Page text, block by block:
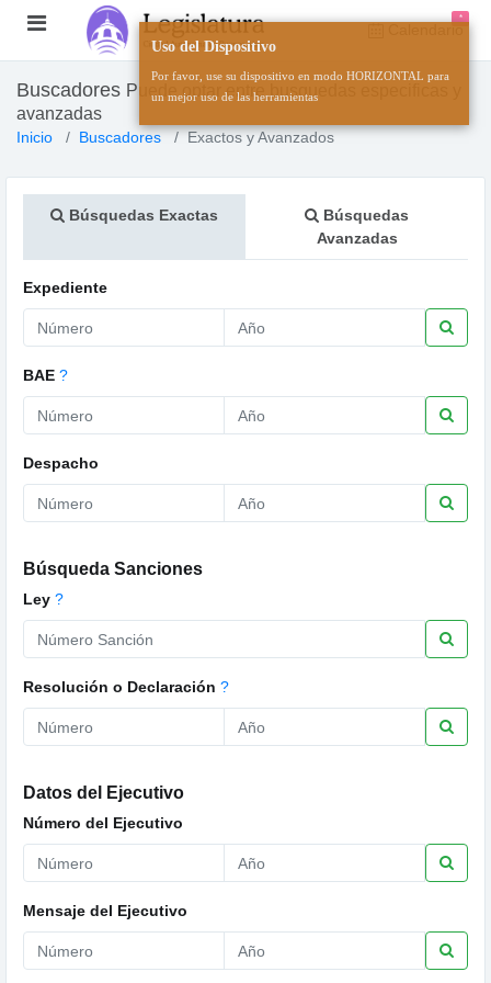
*
Buscadores Puede optar entre busquedas especificas y
avanzadas
Inicio Buscadores Exactos y Avanzados
Búsquedas Exactas
Búsquedas
Avanzadas
Expediente
BAE ?
Despacho
Búsqueda Sanciones
Ley ?
Resolución o Declaración ?
Datos del Ejecutivo
Número del Ejecutivo
Mensaje del Ejecutivo
Uso del Dispositivo
Por favor, use su dispositivo en modo HORIZONTAL para
un mejor uso de las herramientas